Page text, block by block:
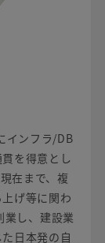
インフラ/DB
を得意とし
在まで、複
げ等に関わ
し、建設業
日本発の自